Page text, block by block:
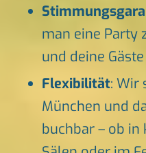
man eine Party
und deine
Flexibilität: Wir
München und
buchbar – ob in